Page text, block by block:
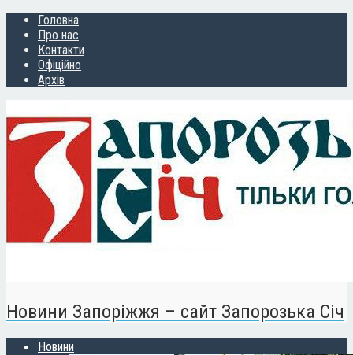
Головна
Про нас
Контакти
Офіційно
Архів
Новини Запоріжжя – сайт Запорозька Січ
Новини